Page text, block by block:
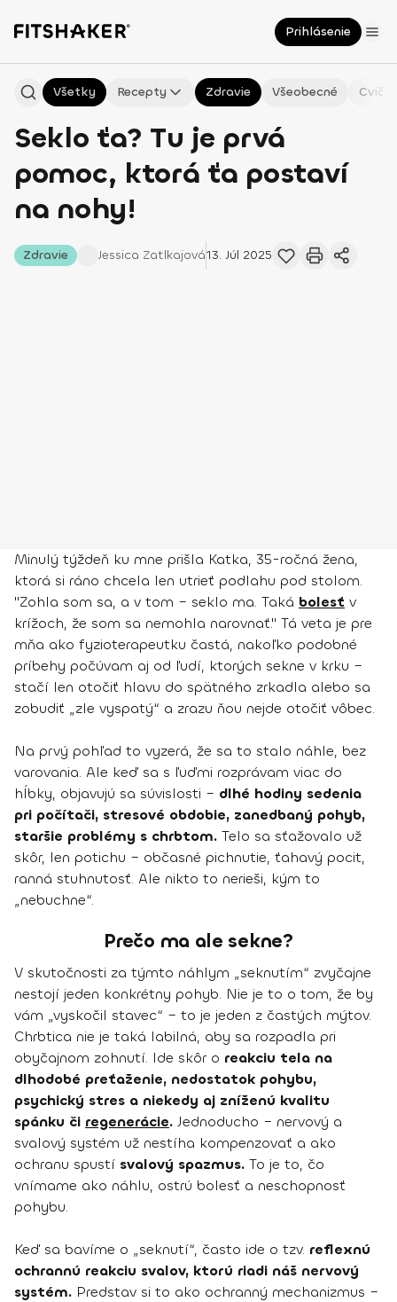
Prihlásenie
Všetky Recepty Zdravie Všeobecné
Seklo ťa? Tu je prvá
pomoc, ktorá ťa postaví
na nohy!
Zdravie Jessica Zatlkajová13. Júl 2025
Minulý týždeň ku mne prišla Katka, 35-ročná žena,
ktorá si ráno chcela len utrieť podlahu pod stolom.
"Zohla som sa, a v tom – seklo ma. Taká bolesť v
krížoch, že som sa nemohla narovnať." Tá veta je pre
mňa ako fyzioterapeutku častá, nakoľko podobné
príbehy počúvam aj od ľudí, ktorých sekne v krku –
stačí len otočiť hlavu do spätného zrkadla alebo sa
zobudiť „zle vyspatý“ a zrazu ňou nejde otočiť vôbec.
Na prvý pohľad to vyzerá, že sa to stalo náhle, bez
varovania. Ale keď sa s ľuďmi rozprávam viac do
hĺbky, objavujú sa súvislosti – dlhé hodiny sedenia
pri počítači, stresové obdobie, zanedbaný pohyb,
staršie problémy s chrbtom. Telo sa sťažovalo už
skôr, len potichu – občasné pichnutie, ťahavý pocit,
ranná stuhnutosť. Ale nikto to nerieši, kým to
„nebuchne“.
Prečo ma ale sekne?
V skutočnosti za týmto náhlym „seknutím“ zvyčajne
nestojí jeden konkrétny pohyb. Nie je to o tom, že by
vám „vyskočil stavec“ – to je jeden z častých mýtov.
Chrbtica nie je taká labilná, aby sa rozpadla pri
obyčajnom zohnutí. Ide skôr o reakciu tela na
dlhodobé preťaženie, nedostatok pohybu,
psychický stres a niekedy aj zníženú kvalitu
spánku či regenerácie. Jednoducho – nervový a
svalový systém už nestíha kompenzovať a ako
ochranu spustí svalový spazmus. To je to, čo
vnímame ako náhlu, ostrú bolesť a neschopnosť
pohybu.
Keď sa bavíme o „seknutí“, často ide o tzv. reflexnú
ochrannú reakciu svalov, ktorú riadi náš nervový
systém. Predstav si to ako ochranný mechanizmus –